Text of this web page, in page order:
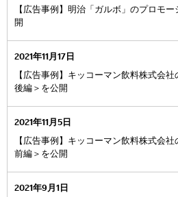
【広告事例】明治「ガルボ」のプロモ
開
2021年11月17日
【広告事例】キッコーマン飲料株式会
後編＞を公開
2021年11月5日
【広告事例】キッコーマン飲料株式会
前編＞を公開
2021年9月1日